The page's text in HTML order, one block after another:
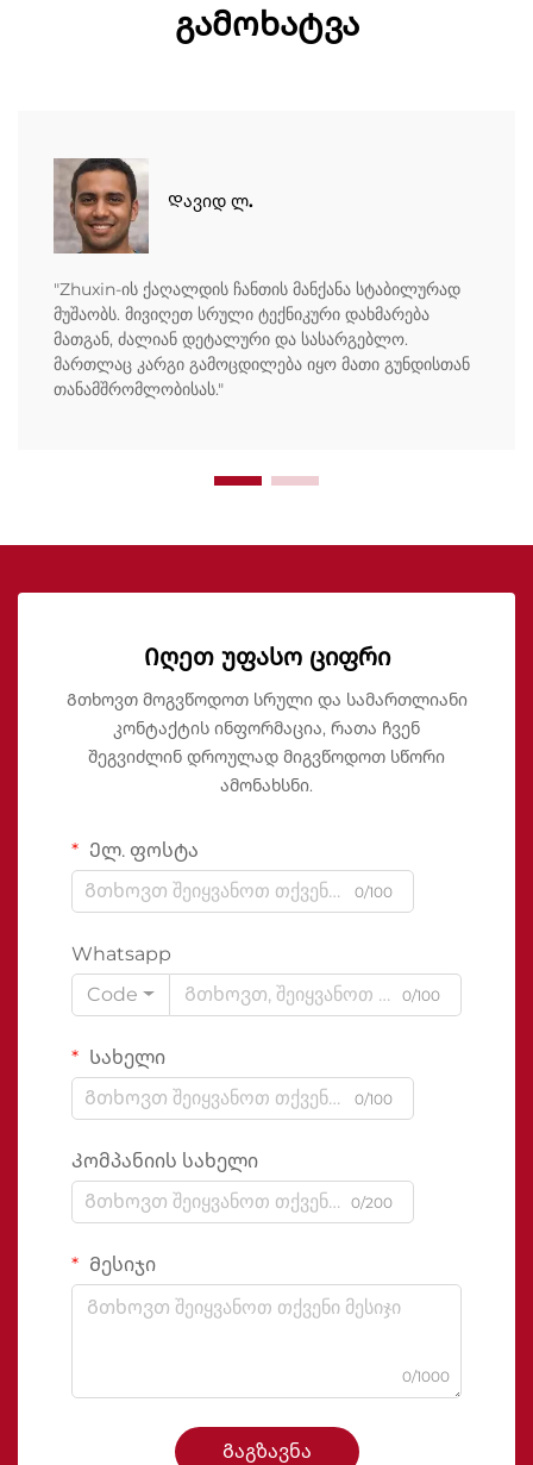
გამოხატვა
Დავიდ ლ.
"Zhuxin-ის ქაღალდის ჩანთის მანქანა სტაბილურად
მუშაობს. მივიღეთ სრული ტექნიკური დახმარება
მათგან, ძალიან დეტალური და სასარგებლო.
მართლაც კარგი გამოცდილება იყო მათი გუნდისთან
თანამშრომლობისას."
Იღეთ უფასო ციფრი
Გთხოვთ მოგვწოდოთ სრული და სამართლიანი
კონტაქტის ინფორმაცია, რათა ჩვენ
შეგვიძლინ დროულად მიგვწოდოთ სწორი
ამონახსნი.
Ელ. ფოსტა
0/100
Whatsapp
Code
0/100
Სახელი
0/100
Კომპანიის სახელი
0/200
Მესიჯი
0/1000
Გაგზავნა